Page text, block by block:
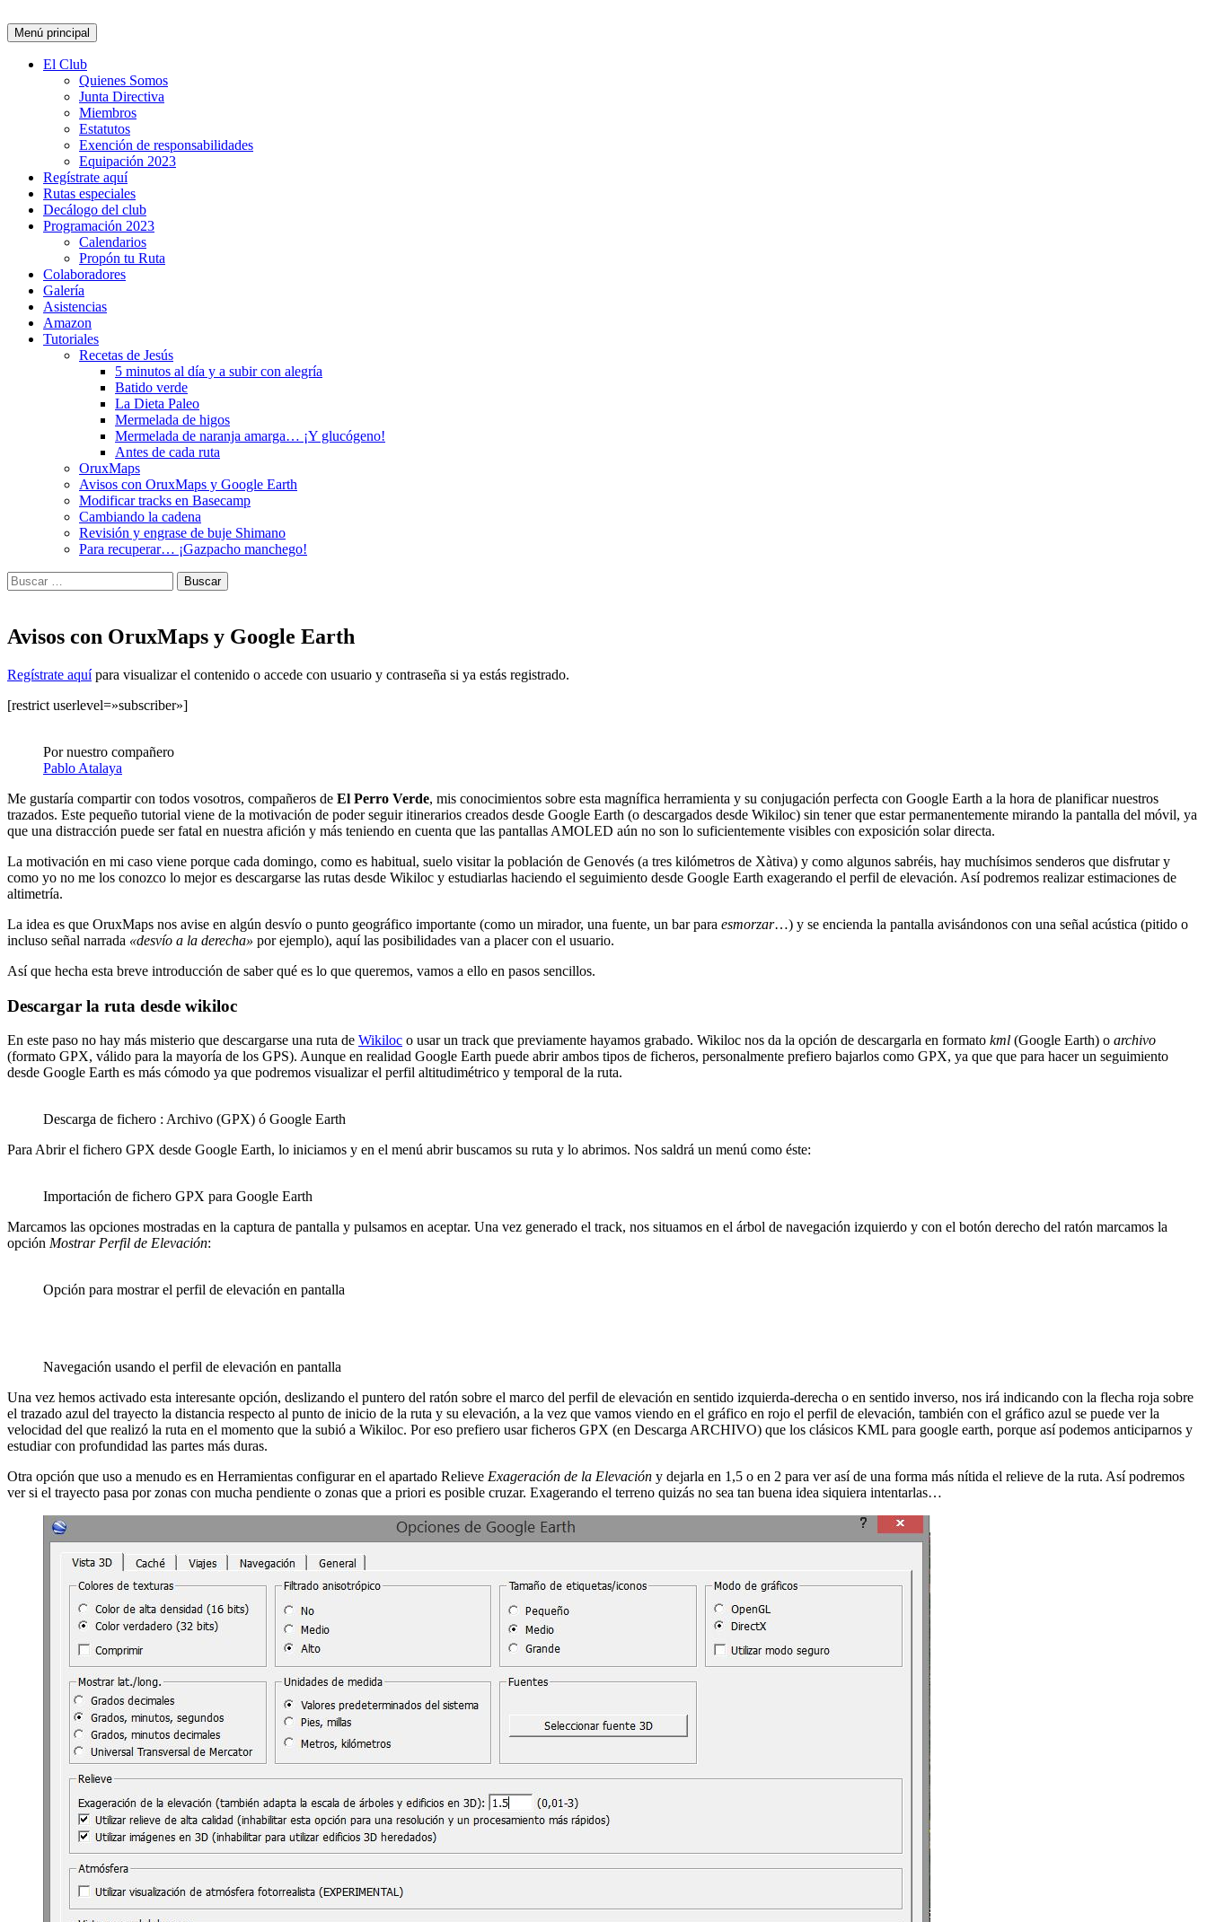
Buscar
Menú principal Ir
al
El Club
Quienes Somos
Junta Directiva
Miembros
Estatutos
Exención de responsabilidades
Equipación 2023
Regístrate aquí
Rutas especiales
Decálogo del club
Programación 2023
Calendarios
Propón tu Ruta
Colaboradores
Galería
Asistencias
Amazon
Tutoriales
Recetas de Jesús
5 minutos al día y a subir con alegría
Batido verde
La Dieta Paleo
Mermelada de higos
Mermelada de naranja amarga… ¡Y glucógeno!
Antes de cada ruta
OruxMaps
Avisos con OruxMaps y Google Earth
Modificar tracks en Basecamp
Cambiando la cadena
Revisión y engrase de buje Shimano
Para recuperar… ¡Gazpacho manchego!
Buscar:
Avisos con OruxMaps y Google Earth
Regístrate aquípara visualizar el contenido o accede con usuario y contraseña si ya estás registrado.
[restrict userlevel=»subscriber»]
Por nuestro compañero
Pablo Atalaya
Me gustaría compartir con todos vosotros, compañeros de El Perro Verde, mis conocimientos sobre esta magnífica herramienta y su conjugación perfecta con Google Earth a la hora de planificar nuestros
trazados. Este pequeño tutorial viene de la motivación de poder seguir itinerarios creados desde Google Earth (o descargados desde Wikiloc) sin tener que estar permanentemente mirando la pantalla del móvil, ya
que una distracción puede ser fatal en nuestra afición y más teniendo en cuenta que las pantallas AMOLED aún no son lo suficientemente visibles con exposición solar directa.
La motivación en mi caso viene porque cada domingo, como es habitual, suelo visitar la población de Genovés (a tres kilómetros de Xàtiva) y como algunos sabréis, hay muchísimos senderos que disfrutar y
como yo no me los conozco lo mejor es descargarse las rutas desde Wikiloc y estudiarlas haciendo el seguimiento desde Google Earth exagerando el perfil de elevación. Así podremos realizar estimaciones de
altimetría.
La idea es que OruxMaps nos avise en algún desvío o punto geográfico importante (como un mirador, una fuente, un bar para esmorzar…) y se encienda la pantalla avisándonos con una señal acústica (pitido o
incluso señal narrada «desvío a la derecha» por ejemplo), aquí las posibilidades van a placer con el usuario.
Así que hecha esta breve introducción de saber qué es lo que queremos, vamos a ello en pasos sencillos.
Descargar la ruta desde wikiloc
En este paso no hay más misterio que descargarse una ruta de Wikiloc o usar un track que previamente hayamos grabado. Wikiloc nos da la opción de descargarla en formato kml (Google Earth) o archivo
(formato GPX, válido para la mayoría de los GPS). Aunque en realidad Google Earth puede abrir ambos tipos de ficheros, personalmente prefiero bajarlos como GPX, ya que que para hacer un seguimiento
desde Google Earth es más cómodo ya que podremos visualizar el perfil altitudimétrico y temporal de la ruta.
Descarga de fichero : Archivo (GPX) ó Google Earth
Para Abrir el fichero GPX desde Google Earth, lo iniciamos y en el menú abrir buscamos su ruta y lo abrimos. Nos saldrá un menú como éste:
Importación de fichero GPX para Google Earth
Marcamos las opciones mostradas en la captura de pantalla y pulsamos en aceptar. Una vez generado el track, nos situamos en el árbol de navegación izquierdo y con el botón derecho del ratón marcamos la
opción Mostrar Perfil de Elevación:
Opción para mostrar el perfil de elevación en pantalla
Navegación usando el perfil de elevación en pantalla
Una vez hemos activado esta interesante opción, deslizando el puntero del ratón sobre el marco del perfil de elevación en sentido izquierda-derecha o en sentido inverso, nos irá indicando con la flecha roja sobre
el trazado azul del trayecto la distancia respecto al punto de inicio de la ruta y su elevación, a la vez que vamos viendo en el gráfico en rojo el perfil de elevación, también con el gráfico azul se puede ver la
velocidad del que realizó la ruta en el momento que la subió a Wikiloc. Por eso prefiero usar ficheros GPX (en Descarga ARCHIVO) que los clásicos KML para google earth, porque así podemos anticiparnos y
estudiar con profundidad las partes más duras.
Otra opción que uso a menudo es en Herramientas configurar en el apartado Relieve Exageración de la Elevación y dejarla en 1,5 o en 2 para ver así de una forma más nítida el relieve de la ruta. Así podremos
ver si el trayecto pasa por zonas con mucha pendiente o zonas que a priori es posible cruzar. Exagerando el terreno quizás no sea tan buena idea siquiera intentarlas…